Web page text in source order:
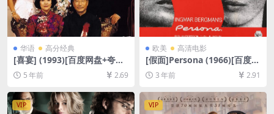
华语 高分经典
[喜宴] (1993)[百度网盘+夸克
网盘+迅雷云盘资源1080P超
清未删减][MP4/5.5GB][原声
中字]
5 年前 2.69
欧美 高清电影
[假面]Persona (1966)[百度网
盘+迅雷云盘资源1080P超清
未删减][MP4/5GB][中文字幕]
3 年前 2.91
VIP VIP